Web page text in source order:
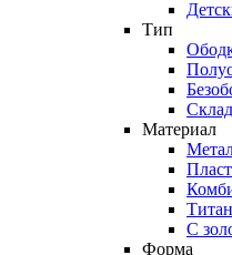
Тип
Материал
С
Форма